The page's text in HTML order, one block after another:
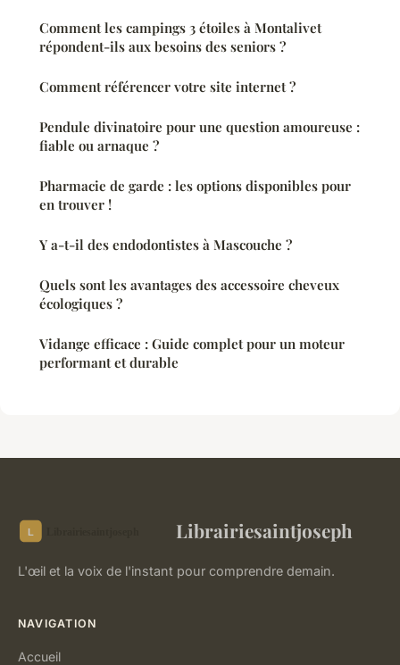
Comment les campings 3 étoiles à Montalivet
répondent-ils aux besoins des seniors ?
Comment référencer votre site internet ?
Pendule divinatoire pour une question amoureuse :
fiable ou arnaque ?
Pharmacie de garde : les options disponibles pour
en trouver !
Y a-t-il des endodontistes à Mascouche ?
Quels sont les avantages des accessoire cheveux
écologiques ?
Vidange efficace : Guide complet pour un moteur
performant et durable
Librairiesaintjoseph
L'œil et la voix de l'instant pour comprendre demain.
NAVIGATION
Accueil